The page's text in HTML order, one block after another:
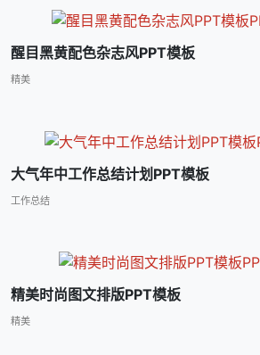
醒目黑黄配色杂志风PPT模板
精美
大气年中工作总结计划PPT模板
工作总结
精美时尚图文排版PPT模板
精美